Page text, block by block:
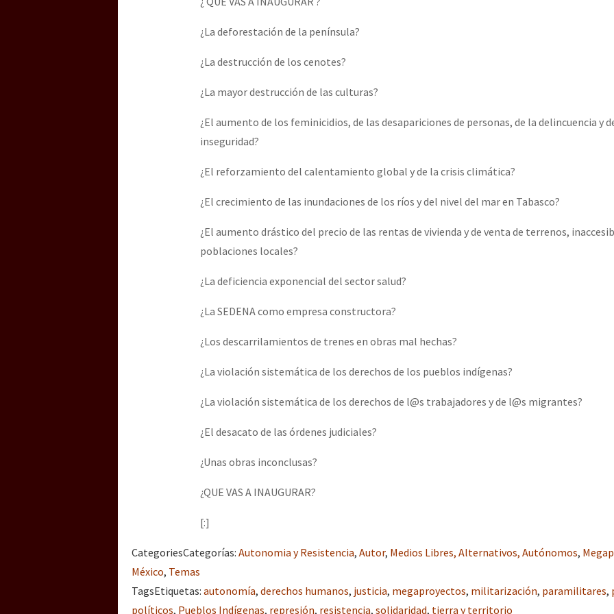
Dia 2 do Encontro “Guerra contra a Humanidad”
Dia 1: Encontro “Guerra contra a Humanidade”
[CDMX – 20 julio] Jornadas globales por la libertad de Jesús Plácido Galindo y el alto a la
“Sonhando a Terra do Bem Virá” se publica no Estado Espanhol
[25 abr – CDMX] Tokín por el CNI: 30 años de Resistencia y Rebeldía
¿La deforestación de la península?
¿La destrucción de los cenotes?
¿La mayor destrucción de las culturas?
¿El aumento de los feminicidios, de las desapariciones de personas, de la delincuencia y
inseguridad?
¿El reforzamiento del calentamiento global y de la crisis climática?
¿El crecimiento de las inundaciones de los ríos y del nivel del mar en Tabasco?
¿El aumento drástico del precio de las rentas de vivienda y de venta de terrenos,
poblaciones locales?
¿La deficiencia exponencial del sector salud?
¿La SEDENA como empresa constructora?
¿Los descarrilamientos de trenes en obras mal hechas?
¿La violación sistemática de los derechos de los pueblos indígenas?
¿La violación sistemática de los derechos de l@s trabajadores y de l@s migrantes?
¿El desacato de las órdenes judiciales?
¿Unas obras inconclusas?
¿QUE VAS A INAUGURAR?
[:]
CategoriesCategorías: Autonomia y Resistencia, Autor, Medios Libres, Alternativos, Autónomos,
México, Temas
TagsEtiquetas: autonomía, derechos humanos, justicia, megaproyectos, militarización, paramilitares,
políticos, Pueblos Indígenas, represión, resistencia, solidaridad, tierra y territorio